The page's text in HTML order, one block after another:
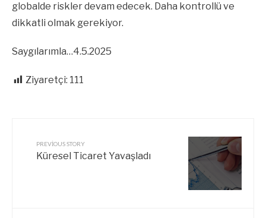
globalde riskler devam edecek. Daha kontrollü ve
dikkatli olmak gerekiyor.
Saygılarımla…4.5.2025
Ziyaretçi: 111
PREVIOUS STORY
Küresel Ticaret Yavaşladı